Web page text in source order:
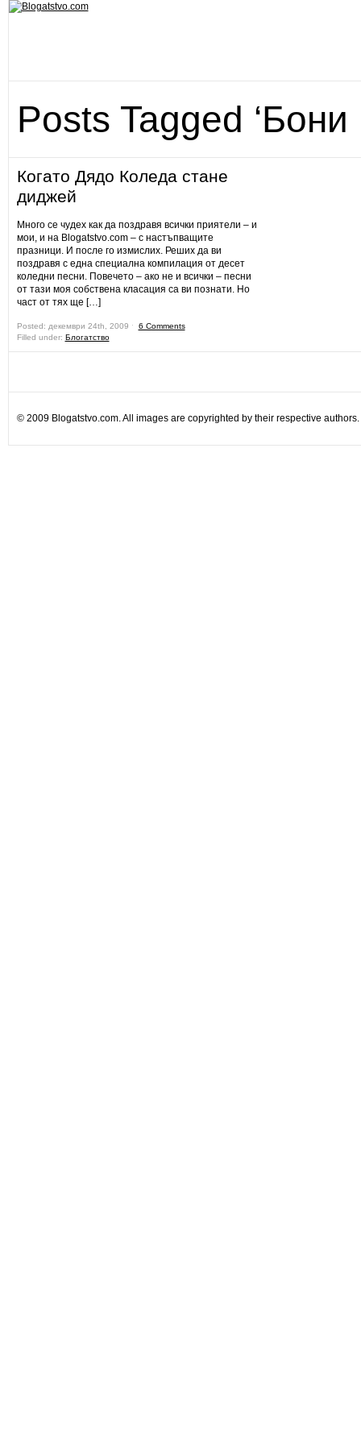
Posts Tagged ‘Бони
Когато Дядо Коледа стане
диджей
Много се чудех как да поздравя всички приятели – и
мои, и на Blogatstvo.com – с настъпващите
празници. И после го измислих. Реших да ви
поздравя с една специална компилация от десет
коледни песни. Повечето – ако не и всички – песни
от тази моя собствена класация са ви познати. Но
част от тях ще […]
Posted: декември 24th, 2009 ˑ 6 Comments
Filled under: Блогатство
© 2009 Blogatstvo.com. All images are copyrighted by their respective authors.